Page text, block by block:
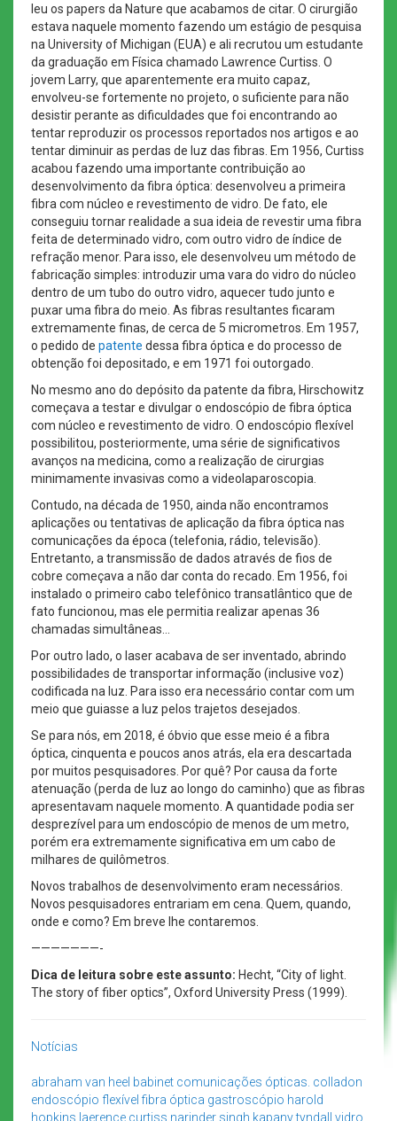
leu os papers da Nature que acabamos de citar. O cirurgião
estava naquele momento fazendo um estágio de pesquisa
na University of Michigan (EUA) e ali recrutou um estudante
da graduação em Física chamado Lawrence Curtiss. O
jovem Larry, que aparentemente era muito capaz,
envolveu-se fortemente no projeto, o suficiente para não
desistir perante as dificuldades que foi encontrando ao
tentar reproduzir os processos reportados nos artigos e ao
tentar diminuir as perdas de luz das fibras. Em 1956, Curtiss
acabou fazendo uma importante contribuição ao
desenvolvimento da fibra óptica: desenvolveu a primeira
fibra com núcleo e revestimento de vidro. De fato, ele
conseguiu tornar realidade a sua ideia de revestir uma fibra
feita de determinado vidro, com outro vidro de índice de
refração menor. Para isso, ele desenvolveu um método de
fabricação simples: introduzir uma vara do vidro do núcleo
dentro de um tubo do outro vidro, aquecer tudo junto e
puxar uma fibra do meio. As fibras resultantes ficaram
extremamente finas, de cerca de 5 micrometros. Em 1957,
o pedido de patente dessa fibra óptica e do processo de
obtenção foi depositado, e em 1971 foi outorgado.
No mesmo ano do depósito da patente da fibra, Hirschowitz
começava a testar e divulgar o endoscópio de fibra óptica
com núcleo e revestimento de vidro. O endoscópio flexível
possibilitou, posteriormente, uma série de significativos
avanços na medicina, como a realização de cirurgias
minimamente invasivas como a videolaparoscopia.
Contudo, na década de 1950, ainda não encontramos
aplicações ou tentativas de aplicação da fibra óptica nas
comunicações da época (telefonia, rádio, televisão).
Entretanto, a transmissão de dados através de fios de
cobre começava a não dar conta do recado. Em 1956, foi
instalado o primeiro cabo telefônico transatlântico que de
fato funcionou, mas ele permitia realizar apenas 36
chamadas simultâneas…
Por outro lado, o laser acabava de ser inventado, abrindo
possibilidades de transportar informação (inclusive voz)
codificada na luz. Para isso era necessário contar com um
meio que guiasse a luz pelos trajetos desejados.
Se para nós, em 2018, é óbvio que esse meio é a fibra
óptica, cinquenta e poucos anos atrás, ela era descartada
por muitos pesquisadores. Por quê? Por causa da forte
atenuação (perda de luz ao longo do caminho) que as fibras
apresentavam naquele momento. A quantidade podia ser
desprezível para um endoscópio de menos de um metro,
porém era extremamente significativa em um cabo de
milhares de quilômetros.
Novos trabalhos de desenvolvimento eram necessários.
Novos pesquisadores entrariam em cena. Quem, quando,
onde e como? Em breve lhe contaremos.
———————-
Dica de leitura sobre este assunto: Hecht, “City of light.
The story of fiber optics”, Oxford University Press (1999).
Notícias
abraham van heel babinet comunicações ópticas. colladon
endoscópio flexível fibra óptica gastroscópio harold
hopkins laerence curtiss narinder singh kapanytyndall vidro